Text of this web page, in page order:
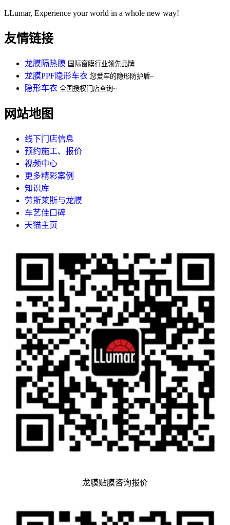
LLumar, Experience your world in a whole new way!
友情链接
龙膜隔热膜 国际窗膜行业领先品牌
龙膜PPF隐形车衣 您爱车的隐形防护盾~
隐形车衣 全国授权门店查询~
网站地图
线下门店信息
预约施工、报价
视频中心
更多精彩案例
知识库
劳斯莱斯与龙膜
车艺佳口碑
天猫主页
龙膜贴膜咨询报价